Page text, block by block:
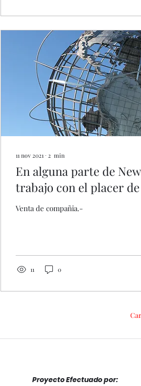
11 nov 2021 ∙ 2 min
En alguna parte de
trabajo con el placer
esto ?
Venta de compañia.-
11 0
Proyecto Efectuado por: